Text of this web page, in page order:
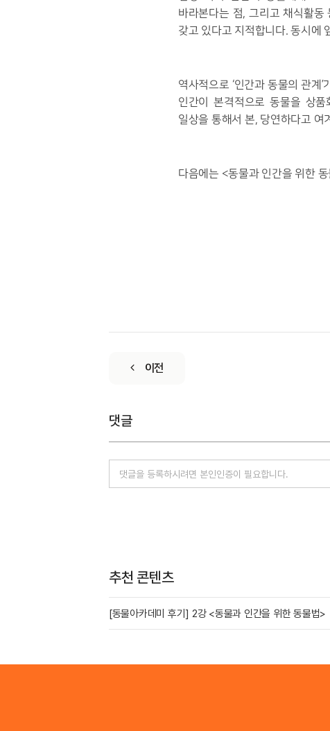
바라본다는 점, 그리고 채식활
갖고 있다고 지적합니다. 동시에
역사적으로 ‘인간과 동물의 관계
인간이 본격적으로 동물을 상
일상을 통해서 본, 당연하다고 여
다음에는 <동물과 인간을 위한
이전
댓글
추천 콘텐츠
[동물아카데미 후기] 2강 <동물과 인간을 위한 동물법>